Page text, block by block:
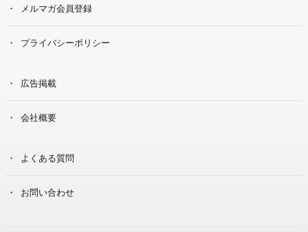
メルマガ会員登録
プライバシーポリシー
広告掲載
会社概要
よくある質問
お問い合わせ